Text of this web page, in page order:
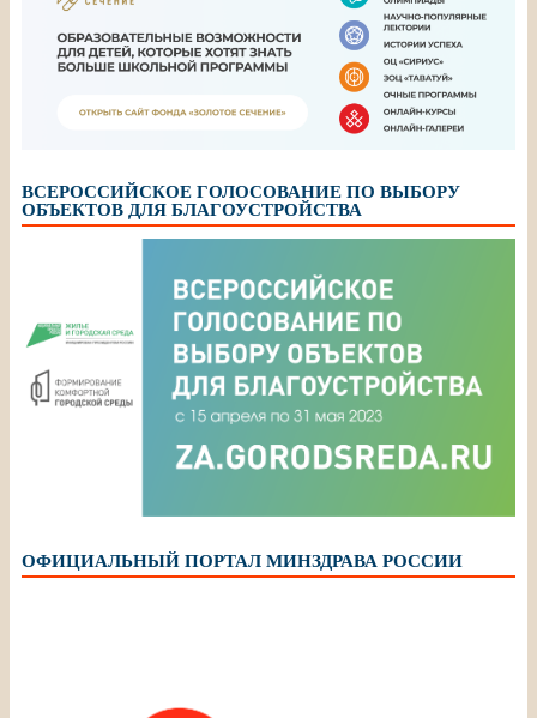
ВСЕРОССИЙСКОЕ ГОЛОСОВАНИЕ ПО ВЫБОРУ
ОБЪЕКТОВ ДЛЯ БЛАГОУСТРОЙСТВА
ОФИЦИАЛЬНЫЙ ПОРТАЛ МИНЗДРАВА РОССИИ